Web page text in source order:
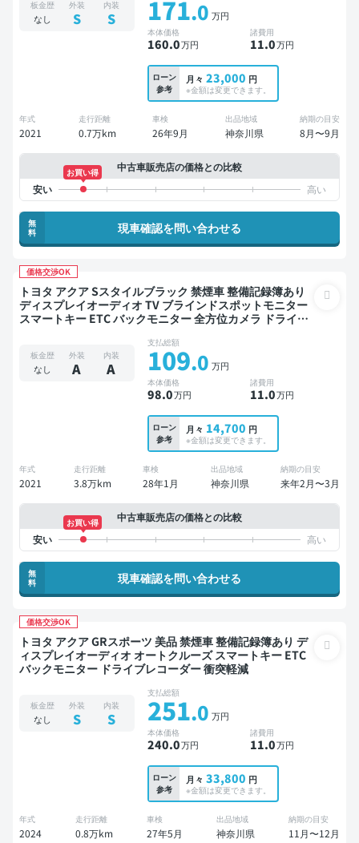
板金歴
なし
外装
S
内装
S 171.0 万円
本体価格
160.0万円
諸費用
11.0万円
ローン
参考
月々 23,000 円
※金額は変更できます。
年式
2021
走行距離
0.7万km
車検
26年9月
出品地域
神奈川県
納期の目安
8月〜9月
中古車販売店の価格との比較
お買い得
無
料
現車確認を問い合わせる
価格交渉OK
トヨタ アクア Sスタイルブラック 禁煙車 整備記録簿あり
ディスプレイオーディオ TV ブラインドスポットモニター
スマートキー ETC バックモニター 全方位カメラ ドライブ
板金歴
なし
外装
A
内装
A
支払総額
109.0 万円
本体価格
98.0万円
諸費用
11.0万円
ローン
参考
月々 14,700 円
※金額は変更できます。
年式
2021
走行距離
3.8万km
車検
28年1月
出品地域
神奈川県
納期の目安
来年2月〜3月
中古車販売店の価格との比較
お買い得
無
料
現車確認を問い合わせる
価格交渉OK
トヨタ アクア GRスポーツ 美品 禁煙車 整備記録簿あり デ
ィスプレイオーディオ オートクルーズ スマートキー ETC
バックモニター ドライブレコーダー 衝突軽減
板金歴
なし
外装
S
内装
S
支払総額
251.0 万円
本体価格
240.0万円
諸費用
11.0万円
ローン
参考
月々 33,800 円
※金額は変更できます。
年式
2024
走行距離
0.8万km
車検
27年5月
出品地域
神奈川県
納期の目安
11月〜12月